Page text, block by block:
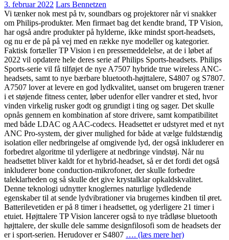
3. februar 2022 Lars Bennetzen
Vi tænker nok mest på tv, soundbars og projektorer når vi snakker
om Philips-produkter. Men firmaet bag det kendte brand, TP Vision,
har også andre produkter på hylderne, ikke mindst sport-headsets,
og nu er de på på vej med en række nye modeller og kategorier.
Faktisk fortæller TP Vision i en pressemeddelelse, at de i løbet af
2022 vil opdatere hele deres serie af Philips Sports-headsets. Philips
Sports-serie vil få tilføjet de nye A7507 hybride true wireless ANC-
headsets, samt to nye bærbare bluetooth-højttalere, S4807 og S7807.
A7507 lover at levere en god lydkvalitet, uanset om brugeren træner
i et støjende fitness center, løber udenfor eller vandrer et sted, hvor
vinden virkelig rusker godt og grundigt i ting og sager. Det skulle
opnås gennem en kombination af store drivere, samt kompatibilitet
med både LDAC og AAC-codecs. Headsettet er udstyret med et nyt
ANC Pro-system, der giver mulighed for både at vælge fuldstændig
isolation eller nedbringelse af omgivende lyd, der også inkluderer en
forbedret algoritme til yderligere at nedbringe vindstøj. Når nu
headsettet bliver kaldt for et hybrid-headset, så er det fordi det også
inkluderer bone conduction-mikrofoner, der skulle forbedre
taleklarheden og så skulle det give krystalklar opkaldskvalitet.
Denne teknologi udnytter knoglernes naturlige lydledende
egenskaber til at sende lydvibrationer via brugernes kindben til øret.
Batterilevetiden er på 8 timer i headsettet, og yderligere 21 timer i
etuiet. Højttalere TP Vision lancerer også to nye trådløse bluetooth
højttalere, der skulle dele samme designfilosofi som de headsets der
er i sport-serien. Herudover er S4807 …. (læs mere her)